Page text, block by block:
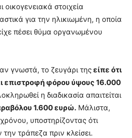
στοιχεία
για την ηλικιωμένη, η οποία
πέσει θύμα οργανωμένου
γνωστά, το ζευγάρι τηςείπε ότι
επιστροφή φόρου ύψους 16.000
η διαδικασία απαιτείται
1.600 ευρώ. Μάλιστα,
υποστηρίζοντας ότι
τράπεζα πριν κλείσει.